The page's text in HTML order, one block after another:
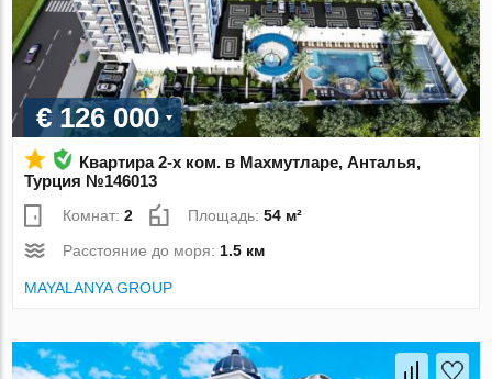
€ 126 000
Квартира 2-х ком. в Махмутларе, Анталья,
Турция №146013
Комнат:2 Площадь:54 м²
Расстояние до моря:1.5 км
MAYALANYA GROUP